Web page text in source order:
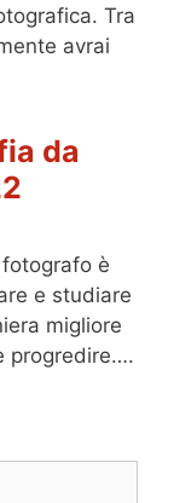
Tra
avrai
da
è
e studiare
migliore
progredire….